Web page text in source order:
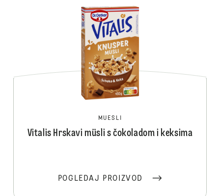
MUESLI
Vitalis Hrskavi müsli s čokoladom i keksima
POGLEDAJ PROIZVOD